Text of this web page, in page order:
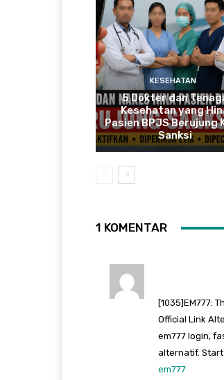
KESEHATAN
5 Dokter dan
Kesehatan yang
Pasien BPJS Berujung
Sanksi
1 KOMENTAR
[1035]EM777:
Official Link
em777 login,
alternatif.
em777